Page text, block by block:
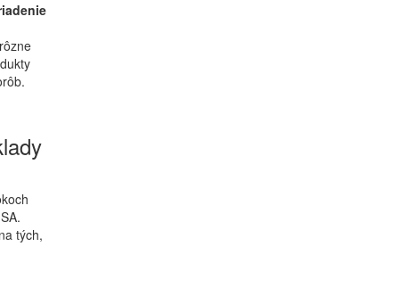
tých,